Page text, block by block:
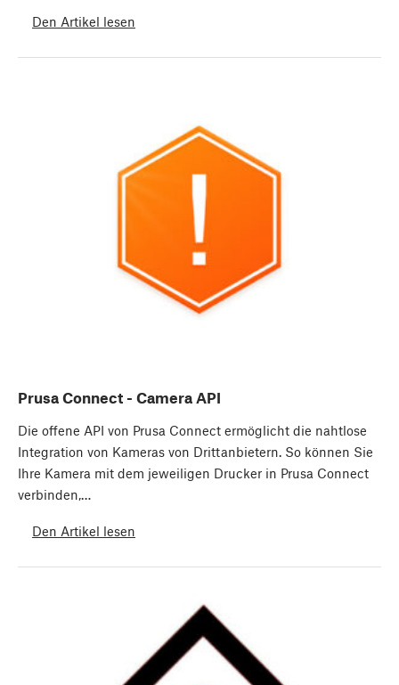
Den Artikel lesen
Prusa Connect - Camera API
Die offene API von Prusa Connect ermöglicht die nahtlose
Integration von Kameras von Drittanbietern. So können Sie
Ihre Kamera mit dem jeweiligen Drucker in Prusa Connect
verbinden,…
Den Artikel lesen